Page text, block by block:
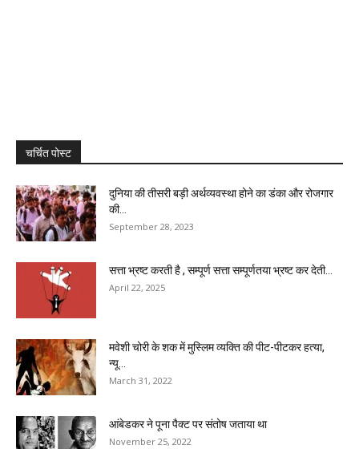
चर्चित पोस्ट
दुनिया की तीसरी बड़ी अर्थव्यवस्था होने का डंका और रोजगार
की...
September 28, 2023
सत्ता भ्रष्ट करती है , सम्पूर्ण सत्ता सम्पूर्णतया भ्रष्ट कर देती...
April 22, 2025
मवेशी चोरी के शक में मुस्लिम व्यक्ति की पीट-पीटकर हत्या,
न्यू...
March 31, 2022
आंबेडकर ने पूना पैक्ट पर संतोष जताया था
November 25, 2022